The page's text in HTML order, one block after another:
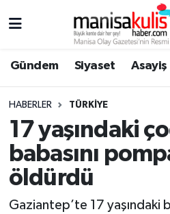
Gündem Siyaset Asayiş
HABERLER TÜRKIYE
17 yaşındaki
babasını
öldürdü
Gaziantep’te 17 yaşındaki
Ege Haberleri
Genel
Yunusemre Hava
Yunusemre Trafik
Süper Lig Puan Durumu